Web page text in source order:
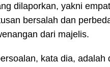
dilaporkan, yakni
bersalah dan
dari majelis.
kata dia,